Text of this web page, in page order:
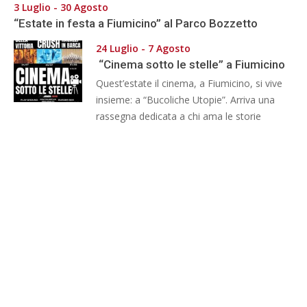
3 Luglio - 30 Agosto
“Estate in festa a Fiumicino” al Parco Bozzetto
24 Luglio - 7 Agosto
“Cinema sotto le stelle” a Fiumicino
Quest’estate il cinema, a Fiumicino, si vive
insieme: a “Bucoliche Utopie”. Arriva una
rassegna dedicata a chi ama le storie